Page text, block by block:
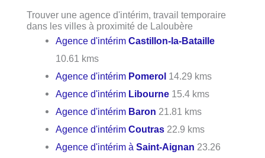
Trouver une agence d'intérim, travail temporaire
dans les villes à proximité de Laloubère
Agence d'intérimCastillon-la-Bataille
10.61 kms
Agence d'intérim Pomerol 14.29 kms
Agence d'intérim Libourne 15.4 kms
Agence d'intérim Baron 21.81 kms
Agence d'intérimCoutras 22.9 kms
Agence d'intérim àSaint-Aignan 23.26